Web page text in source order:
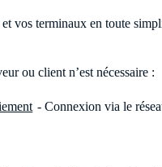
vos terminaux en toute
ou client n’est nécessaire :
- Connexion via le